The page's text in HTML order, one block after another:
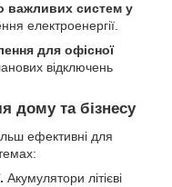
важливих систем у
електроенергії.
для офісної
відключень
дому та бізнесу
ефективні для
Акумулятори літієві